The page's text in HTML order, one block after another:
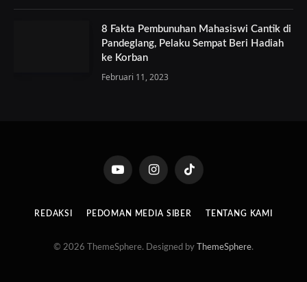
8 Fakta Pembunuhan Mahasiswi Cantik di
Pandeglang, Pelaku Sempat Beri Hadiah
ke Korban
Februari 11, 2023
YouTube InstagramTikTok
REDAKSI PEDOMAN MEDIA SIBER TENTANG KAMI
© 2026 ThemeSphere. Designed by ThemeSphere.